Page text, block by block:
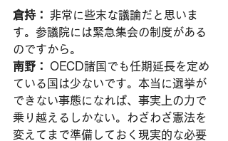
倉持：
非常に些末な議論だと思いま
す。参議院には緊急集会の制度がある
のですから。
南野：
OECD諸国でも任期延長を定め
ている国は少ないです。本当に選挙が
できない事態になれば、事実上の力で
乗り越えるしかない。わざわざ憲法を
変えてまで準備しておく現実的な必要